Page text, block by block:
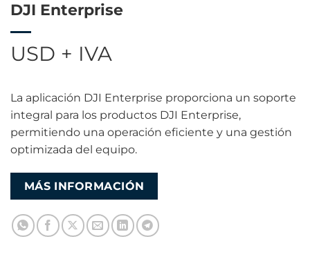
DJI Enterprise
USD + IVA
La aplicación DJI Enterprise proporciona un soporte
integral para los productos DJI Enterprise,
permitiendo una operación eficiente y una gestión
optimizada del equipo.
MÁS INFORMACIÓN